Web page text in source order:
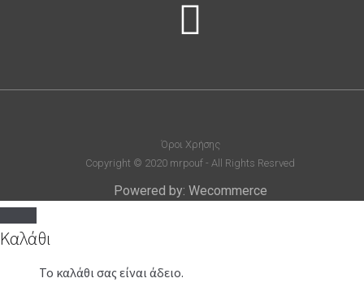
Όροι Χρήσης
Copyright © 2020 mrpouf - All Rights Resrved
Powered by: Wecommerce
Καλάθι
Το καλάθι σας είναι άδειο.